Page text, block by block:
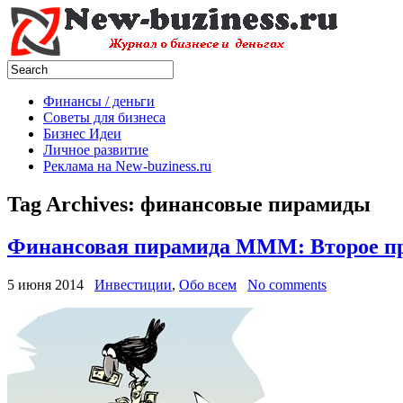
Финансы / деньги
Советы для бизнеса
Бизнес Идеи
Личное развитие
Реклама на New-buziness.ru
Tag Archives: финансовые пирамиды
Финансовая пирамида МММ: Второе
5 июня 2014 Инвестиции, Обо всем No comments